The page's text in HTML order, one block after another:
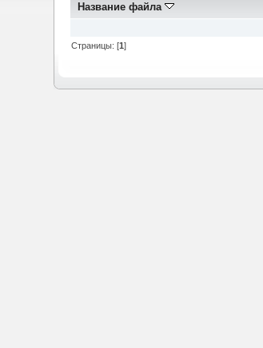
Название файла
Страницы: [1]